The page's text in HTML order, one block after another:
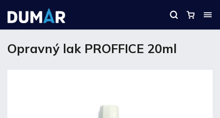
Opravný lak PROFFICE 20ml